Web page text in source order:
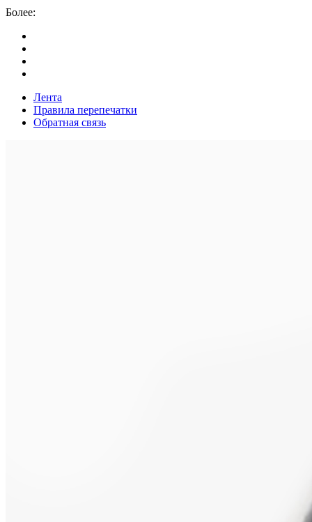
Более:
Лента
Правила перепечатки
Обратная связь